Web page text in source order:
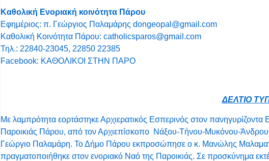
Καθολική Ενοριακή κοινότητα Πάρου
Εφημέριος: π. Γεώργιος Παλαμάρης dongeopal@gmail.com
Καθολική Κοινότητα Πάρου: catholicsparos@gmail.com
Τηλ.: 22840-23045, 22850 22385
Facebook: ΚΑΘΟΛΙΚΟΙ ΣΤΗΝ ΠΑΡΟ
ΔΕΛΤΙΟ
Με λαμπρότητα εορτάστηκε Αρχιερατικός Εσπερινός στον
Παροικιάς Πάρου, από τον Αρχιεπίσκοπο Νάξου-Τήνου-Μυκόνου-
Γεώργιο Παλαμάρη. Το Δήμο Πάρου εκπροσώπησε ο κ. Μανώλης
πραγματοποιήθηκε στον ενοριακό Ναό της Παροικιάς. Σε προσκύνημα